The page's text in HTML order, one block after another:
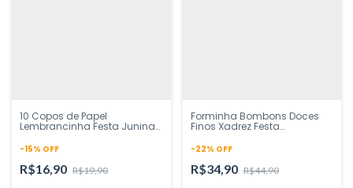
10 Copos de Papel
Lembrancinha Festa Junina
sua Festa Loja
-15% OFF
R$16,90 R$19,90
Forminha Bombons Doces
Finos Xadrez Festa
Piffer Festas - Inspire sua
-22% OFF
R$34,90 R$44,90